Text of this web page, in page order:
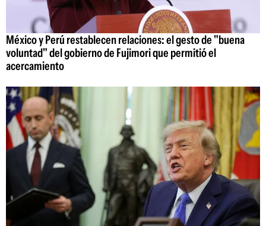
México y Perú restablecen relaciones: el gesto de "buena
voluntad" del gobierno de Fujimori que permitió el
acercamiento